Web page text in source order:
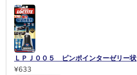
ＬＰＪ００５ ピンポインターゼリー状
¥633